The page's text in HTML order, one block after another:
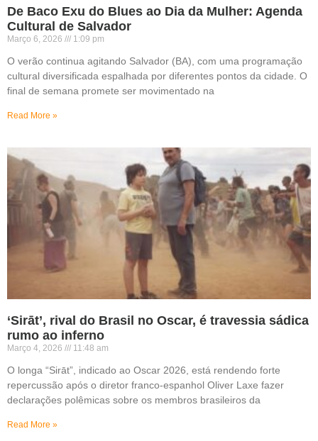
De Baco Exu do Blues ao Dia da Mulher: Agenda
Cultural de Salvador
Março 6, 2026 1:09 pm
O verão continua agitando Salvador (BA), com uma programação
cultural diversificada espalhada por diferentes pontos da cidade. O
final de semana promete ser movimentado na
Read More »
‘Sirāt’, rival do Brasil no Oscar, é travessia sádica
rumo ao inferno
Março 4, 2026 11:48 am
O longa “Sirāt”, indicado ao Oscar 2026, está rendendo forte
repercussão após o diretor franco-espanhol Oliver Laxe fazer
declarações polêmicas sobre os membros brasileiros da
Read More »